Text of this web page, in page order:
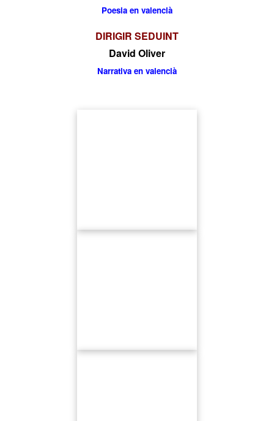
DIRIGIR SEDUINT
David Oliver
Narrativa en valencià
Poesia en valencià